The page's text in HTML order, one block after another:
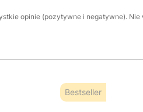
opinie (pozytywne i negatywne).
Bestseller